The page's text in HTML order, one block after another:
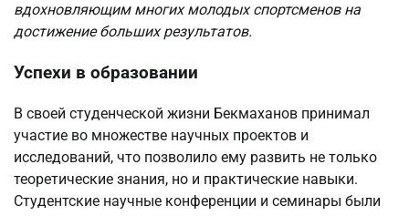
вдохновляющим многих молодых спортсменов на
достижение больших результатов.
Успехи в образовании
В своей студенческой жизни Бекмаханов принимал
участие во множестве научных проектов и
исследований, что позволило ему развить не только
теоретические знания, но и практические навыки.
Студентские научные конференции и семинары были